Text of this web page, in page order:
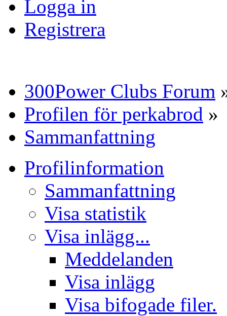
Logga in
Registrera
300Power Clubs Forum
Profilen för perkabrod »
Sammanfattning
Profilinformation
Sammanfattning
Visa statistik
Visa inlägg...
Meddelanden
Visa inlägg
Visa bifogade filer.